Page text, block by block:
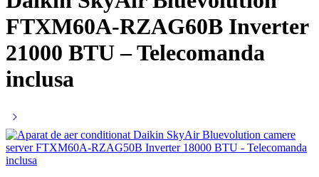
FTXM60A-RZAG60B Inverter
21000 BTU – Telecomanda
inclusa